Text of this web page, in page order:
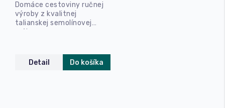
Domáce cestoviny ručnej
výroby z kvalitnej
talianskej semolínovej
múky.
Detail Do košíka